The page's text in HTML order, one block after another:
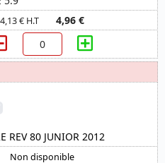
4,13 € H.T 4,96 €
REV 80 JUNIOR 2012
Non disponible